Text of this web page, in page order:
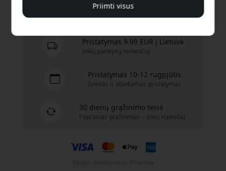
Pristatymas 9.99 EUR į Lietuva
Jokių paslėptų mokesčių
Pristatymas 10-12 rugpjūtis
Greitas ir atsekamas pristatymas
30 dienų grąžinimo teisė
Paprastas grąžinimas – jokių rūpesčių
Priimti visus